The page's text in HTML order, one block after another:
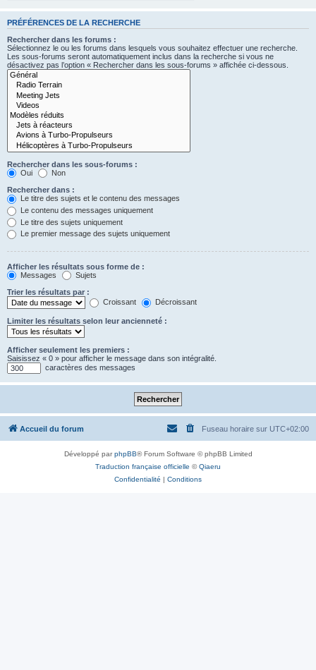
PRÉFÉRENCES DE LA RECHERCHE
Rechercher dans les forums :
Sélectionnez le ou les forums dans lesquels vous souhaitez effectuer une recherche.
Les sous-forums seront automatiquement inclus dans la recherche si vous ne
désactivez pas l’option « Rechercher dans les sous-forums » affichée ci-dessous.
Rechercher dans les sous-forums :
Oui
Non
Rechercher dans :
Le titre des sujets et le contenu des messages
Le contenu des messages uniquement
Le titre des sujets uniquement
Le premier message des sujets uniquement
Afficher les résultats sous forme de :
Messages
Sujets
Trier les résultats par :
Croissant
Décroissant
Limiter les résultats selon leur ancienneté :
Afficher seulement les premiers :
Saisissez « 0 » pour afficher le message dans son intégralité.
caractères des messages
Accueil du forum Fuseau horaire sur UTC+02:00
Développé parphpBB® Forum Software © phpBB Limited
Traduction française officielle ©Qiaeru
Confidentialité
Conditions